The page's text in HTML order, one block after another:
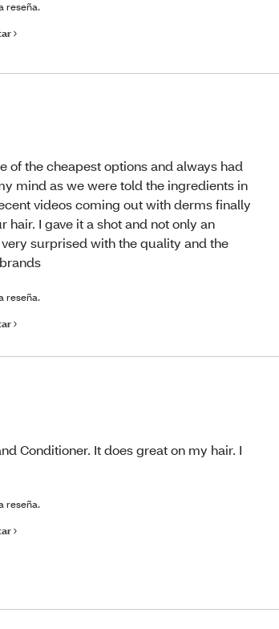
reseña.
of the cheapest options and always had
mind as we were told the ingredients in
videos coming out with derms finally
I gave it a shot and not only an
surprised with the quality and the
reseña.
Conditioner. It does great on my hair. I
reseña.